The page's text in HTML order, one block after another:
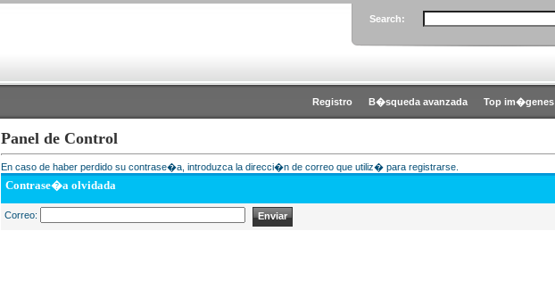
Search:
Registro B�squeda avanzada Top im�genes
Panel de Control
En caso de haber perdido su contrase�a, introduzca la direcci�n de correo que utiliz� para registrarse.
Contrase�a olvidada
Correo: